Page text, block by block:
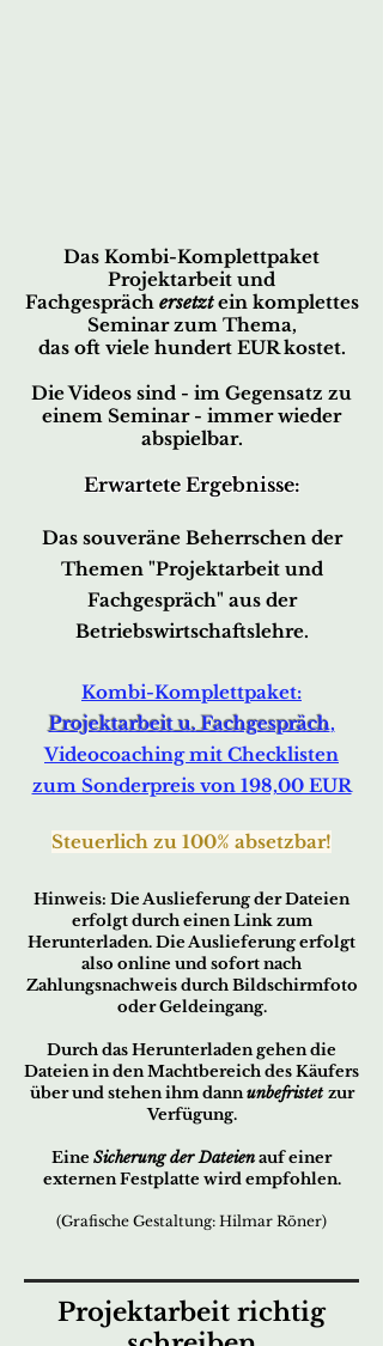
Das Kombi-Komplettpaket
Projektarbeit und
Fachgespräch ersetztein komplettes
Seminar zum Thema,
das oft viele hundert EUR kostet.
Die Videos sind - im Gegensatz zu
einem Seminar - immer wieder
abspielbar.
Erwartete Ergebnisse:
Das souveräne Beherrschen der
Themen "Projektarbeit und
Fachgespräch" aus der
Betriebswirtschaftslehre.
Kombi-Komplettpaket:
Projektarbeit u. Fachgespräch,
Videocoaching mit Checklisten
zum Sonderpreis von 198,00 EUR
Steuerlich zu 100% absetzbar!
Hinweis: Die Auslieferung der Dateien
erfolgt durch einen Link zum
Herunterladen. Die Auslieferung erfolgt
also online und sofort nach
Zahlungsnachweis durch Bildschirmfoto
oder Geldeingang.
Durch das Herunterladen gehen die
Dateien in den Machtbereich des Käufers
über und stehen ihm dannunbefristetzur
Verfügung.
Eine Sicherung der Dateienauf einer
externen Festplatte wird empfohlen.
(Grafische Gestaltung: Hilmar Röner)
Projektarbeit richtig